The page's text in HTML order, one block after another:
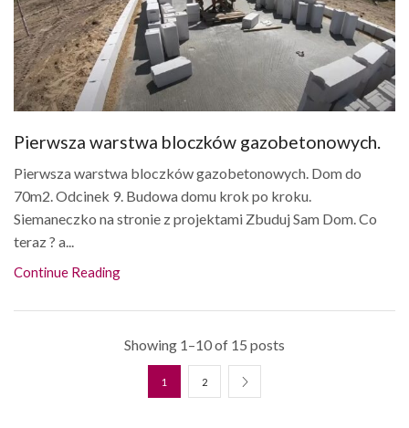
Pierwsza warstwa bloczków gazobetonowych.
Pierwsza warstwa bloczków gazobetonowych. Dom do
70m2. Odcinek 9. Budowa domu krok po kroku.
Siemaneczko na stronie z projektami Zbuduj Sam Dom. Co
teraz ? a...
Continue Reading
Showing 1–10 of 15 posts
1 2